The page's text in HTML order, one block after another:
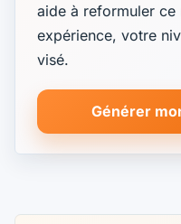
aide à reformuler
expérience, votre
visé.
Générer